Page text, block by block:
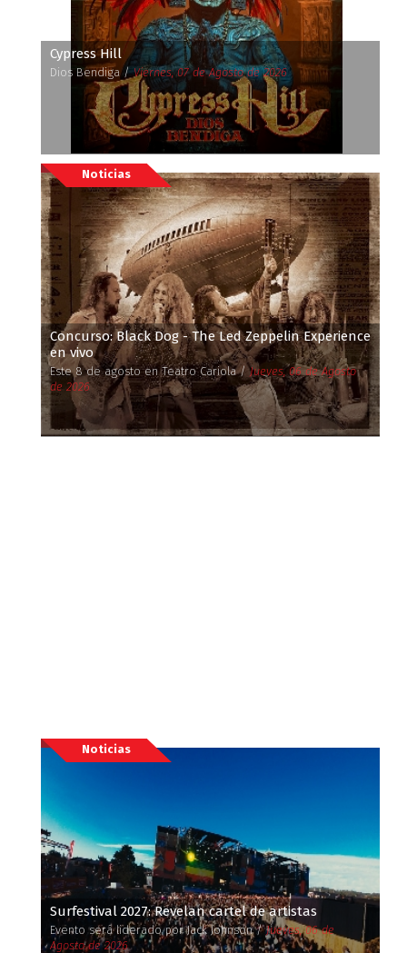
Cypress Hill
Dios Bendiga /Viernes, 07 de Agosto de 2026
Noticias
Concurso: Black Dog - The Led Zeppelin Experience
en vivo
Este 8 de agosto en Teatro Cariola /Jueves, 06 de Agosto
de 2026
Noticias
Surfestival 2027: Revelan cartel de artistas
Evento será liderado por Jack Johnson /Jueves, 06 de
Agosto de 2026